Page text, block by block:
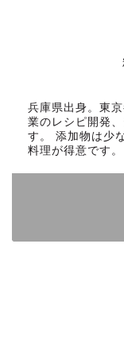
兵庫県出身。東
業のレシピ開発
す。 添加物は少
料理が得意です